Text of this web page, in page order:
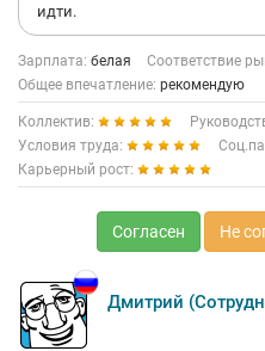
идти.
Зарплата: белая Соответствие
Общее впечатление: рекомендую
Коллектив:
Условия труда:
Карьерный рост:
Согласен Не
Дмитрий